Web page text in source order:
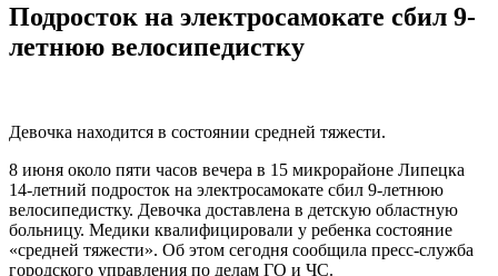
Подросток на электросамокате сбил 9-
летнюю велосипедистку
Девочка находится в состоянии средней тяжести.
8 июня около пяти часов вечера в 15 микрорайоне Липецка
14-летний подросток на электросамокате сбил 9-летнюю
велосипедистку. Девочка доставлена в детскую областную
больницу. Медики квалифицировали у ребенка состояние
«средней тяжести». Об этом сегодня сообщила пресс-служба
городского управления по делам ГО и ЧС.